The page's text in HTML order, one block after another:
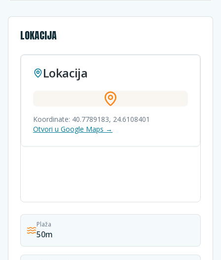
LOKACIJA
Lokacija
Koordinate: 40.7789183, 24.6108401
Otvori u Google Maps →
Plaža
50m